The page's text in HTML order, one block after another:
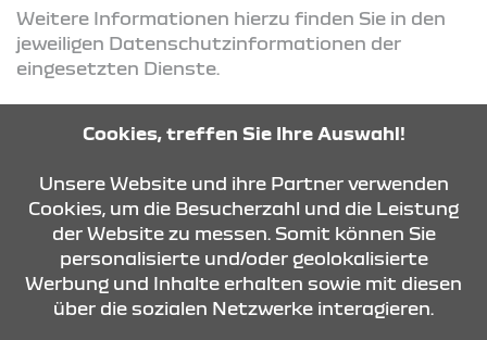
Weitere Informationen hierzu finden Sie in den
jeweiligen Datenschutzinformationen der
eingesetzten Dienste.
ÖFFNUNGSZEITEN
Cookies, treffen Sie Ihre Auswahl!
Unsere Website und ihre Partner verwenden
Cookies, um die Besucherzahl und die Leistung
der Website zu messen. Somit können Sie
personalisierte und/oder geolokalisierte
Werbung und Inhalte erhalten sowie mit diesen
über die sozialen Netzwerke interagieren.